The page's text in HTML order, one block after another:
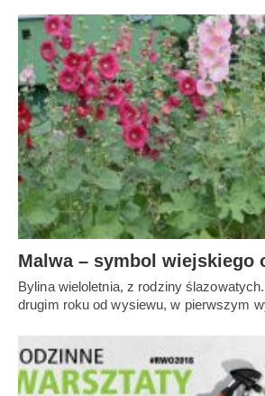
Malwa – symbol wiejskiego
Bylina wieloletnia, z rodziny
drugim roku od wysiewu, w pierwszym